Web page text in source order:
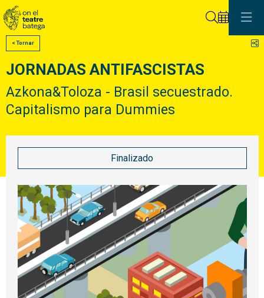
< Tornar
JORNADAS ANTIFASCISTAS
Azkona&Toloza - Brasil secuestrado.
Capitalismo para Dummies
Finalizado